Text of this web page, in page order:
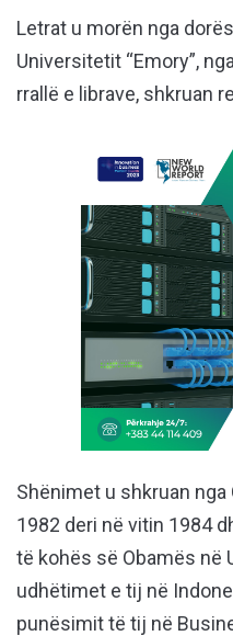
Letrat u morën nga
Universitetit “Emory”,
rrallë e librave, shkruan
Shënimet u shkruan nga
1982 deri në vitin 1984
të kohës së Obamës në
udhëtimet e tij në
punësimit të tij në